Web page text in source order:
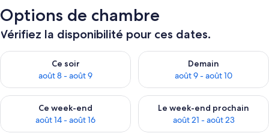
Options de chambre
Vérifiez la disponibilité pour ces dates.
Ce soir
août 8 - août 9
Vérifier la disponibilité pour ce soir août 8 - août 9
Demain
août 9 - août 10
Vérifier la disponibilité pour
Ce week-end
août 14 - août 16
Vérifier la disponibilité pour ce week-end août 14 - août 16
Le week-end prochain
août 21 - août 23
Vérifier la disponibilité pour